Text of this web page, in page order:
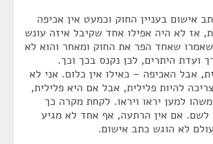
אישום בעניין החוק וכמעט אין אכיפה
אז לא היה אפילו אחד שקיבל איזה עונש
שאחד הפר את החוק ומאחר והוא לא
ועדת היתרים, לכן נקנס בכך וכך.
אבל האכיפה – כאילו אין כלום. אני לא
להיות פלילית, אבל אם היא פלילית,
למען יראו ויראו. לקחת מקרה כך
לשם. אם אין הרתעה, אף אחד לא מגיע
לא הוגש כתב אישום.